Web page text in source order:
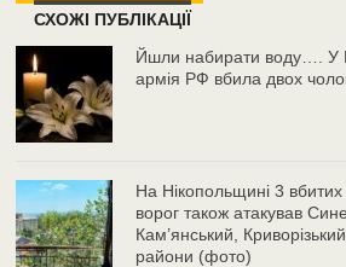
СХОЖІ ПУБЛІКАЦІЇ
Йшли набирати воду…. У
армія РФ вбила двох
На Нікопольщині 3 вбитих
ворог також атакував
Кам’янський,
райони (фото)